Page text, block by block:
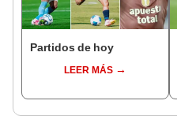
Partidos de hoy
LEER MÁS